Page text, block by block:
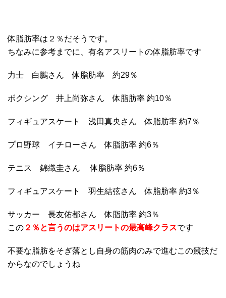
体脂肪率は２％だそうです。
ちなみに参考までに、有名アスリートの体脂肪率です
力士 白鵬さん 体脂肪率 約29％
ボクシング 井上尚弥さん 体脂肪率 約10％
フィギュアスケート 浅田真央さん 体脂肪率 約7％
プロ野球 イチローさん 体脂肪率 約6％
テニス 錦織圭さん 体脂肪率 約6％
フィギュアスケート 羽生結弦さん 体脂肪率 約3％
サッカー 長友佑都さん 体脂肪率 約3％
この ２％と言うのはアスリートの最高峰クラスです
不要な脂肪をそぎ落とし自身の筋肉のみで進むこの競技だ
からなのでしょうね